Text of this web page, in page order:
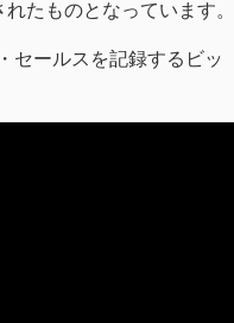
たものとなっています。
セールスを記録するビッ